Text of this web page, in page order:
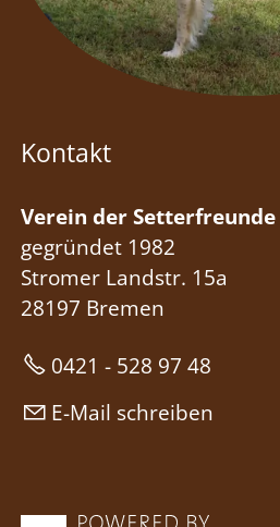
Kontakt
Verein der Setterfreunde
gegründet 1982
Stromer Landstr. 15a
28197 Bremen
0421 - 528 97 48
E-Mail schreiben